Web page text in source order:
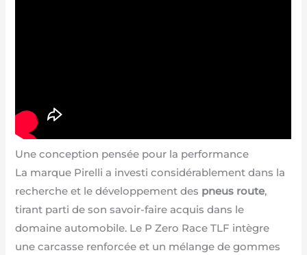
Une conception pensée pour la performance
La marque Pirelli a investi considérablement dans la
recherche et le développement des pneus route,
tirant parti de son savoir-faire acquis dans le
domaine automobile. Le P Zero Race TLF intègre
une carcasse renforcée et un mélange de gommes